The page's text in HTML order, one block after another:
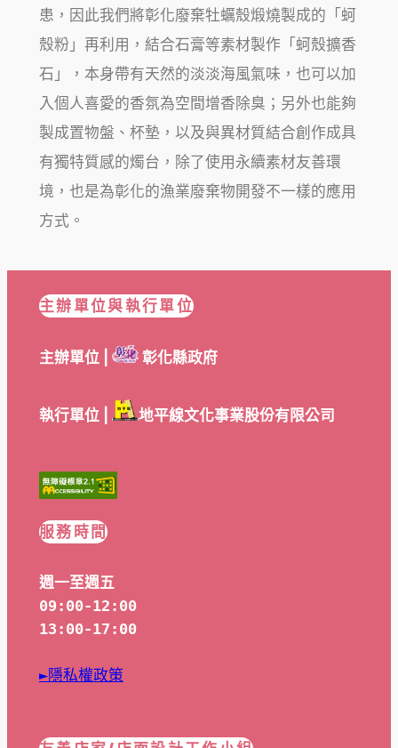
患，因此我們將彰化廢棄牡蠣殼煅燒製成的「蚵
殼粉」再利用，結合石膏等素材製作「蚵殼擴香
石」，本身帶有天然的淡淡海風氣味，也可以加
入個人喜愛的香氛為空間增香除臭；另外也能夠
製成置物盤、杯墊，以及與異材質結合創作成具
有獨特質感的燭台，除了使用永續素材友善環
境，也是為彰化的漁業廢棄物開發不一樣的應用
方式。
主辦單位與執行單位
主辦單位 | 彰化縣政府
執行單位 | 地平線文化事業股份有限公司
服務時間
週一至週五
09:00-12:00
13:00-17:00
►隱私權政策